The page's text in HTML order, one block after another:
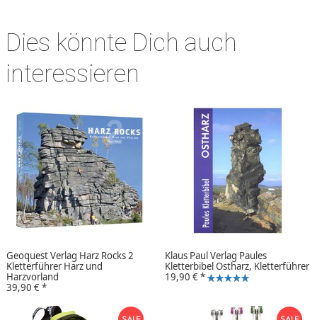
Dies könnte Dich auch
interessieren
Geoquest Verlag Harz Rocks 2
Kletterführer Harz und
Harzvorland
39,90 €*
Klaus Paul Verlag Paules
Kletterbibel Ostharz, Kletterführer
19,90 €*